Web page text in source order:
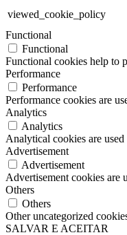
viewed_cookie_policy
Functional
Functional
Functional cookies help to
Performance
Performance
Performance cookies are
Analytics
Analytics
Analytical cookies are
Advertisement
Advertisement
Advertisement cookies are
Others
Others
Other uncategorized
SALVAR E ACEITAR